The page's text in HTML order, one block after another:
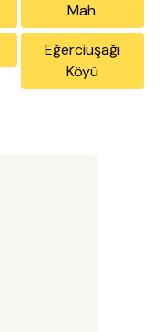
Mah.
Eğerciuşağı
Köyü